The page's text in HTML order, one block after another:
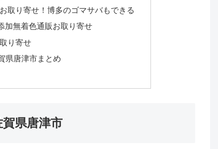
取り寄せ！博多のゴマサバもできる
加無着色通販お取り寄せ
り寄せ
県唐津市まとめ
県唐津市